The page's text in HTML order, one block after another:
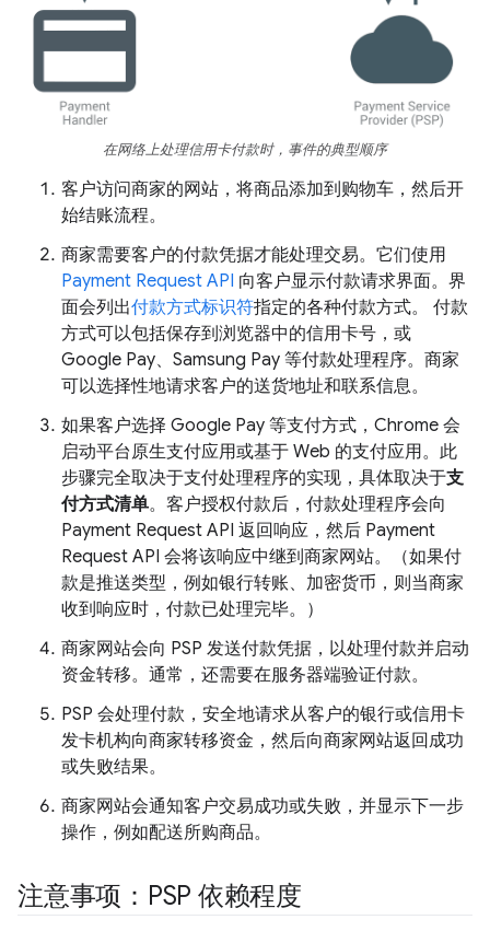
在网络上处理信用卡付款时，事件的典型顺序
客户访问商家的网站，将商品添加到购物车，然后开
始结账流程。
商家需要客户的付款凭据才能处理交易。它们使用
Payment Request API 向客户显示付款请求界面。 界
面会列出付款方式标识符指定的各种付款方式。
付款
方式可以包括保存到浏览器中的信用卡号，或
Google Pay、Samsung Pay 等付款处理程序。商家
可以选择性地请求客户的送货地址和联系信息。
如果客户选择 Google Pay 等支付方式，Chrome 会
启动平台原生支付应用或基于 Web 的支付应用。此
步骤完全取决于支付处理程序的实现，具体取决于支
付方式清单。客户授权付款后，付款处理程序会向
Payment Request API 返回响应，然后 Payment
Request API 会将该响应中继到商家网站。（如果付
款是推送类型，例如银行转账、加密货币，则当商家
收到响应时，付款已处理完毕。）
商家网站会向 PSP 发送付款凭据，以处理付款并启动
资金转移。通常，还需要在服务器端验证付款。
PSP 会处理付款，安全地请求从客户的银行或信用卡
发卡机构向商家转移资金，然后向商家网站返回成功
或失败结果。
商家网站会通知客户交易成功或失败，并显示下一步
操作，例如配送所购商品。
注意事项：PSP 依赖程度